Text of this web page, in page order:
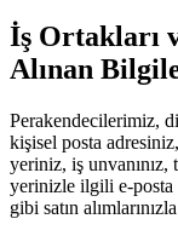
İş Ortakları
Alınan
Perakendecilerimiz,
kişisel posta
yeriniz, iş unvanınız,
yerinizle ilgili e-
gibi satın